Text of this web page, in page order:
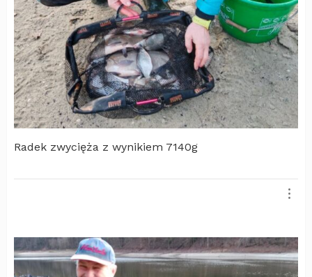
Radek zwycięża z wynikiem 7140g